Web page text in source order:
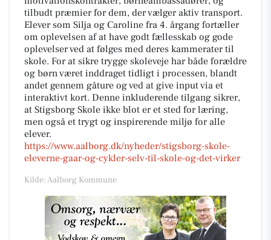
tilbudt præmier for dem, der vælger aktiv transport.
Elever som Silja og Caroline fra 4. årgang fortæller
om oplevelsen af at have godt fællesskab og gode
oplevelser ved at følges med deres kammerater til
skole. For at sikre trygge skoleveje har både forældre
og børn været inddraget tidligt i processen, blandt
andet gennem gåture og ved at give input via et
interaktivt kort. Denne inkluderende tilgang sikrer,
at Stigsborg Skole ikke blot er et sted for læring,
men også et trygt og inspirerende miljø for alle
elever.
https://www.aalborg.dk/nyheder/stigsborg-skole-
eleverne-gaar-og-cykler-selv-til-skole-og-det-virker
Kilde: Aalborg Kommune